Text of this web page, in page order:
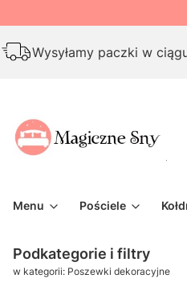
Wysyłamy paczki w
Menu Pościele
Podkategorie i filtry
w kategorii: Poszewki dekoracyjne